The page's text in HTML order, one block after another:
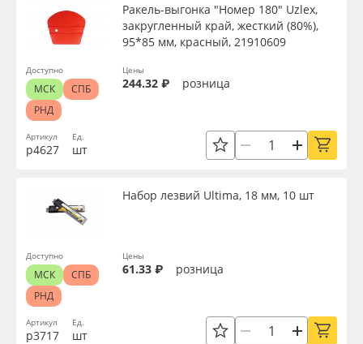
Артикул
р4627
Ракель-выгонка "Номер 180" Uzlex,
закругленный край, жесткий (80%),
95*85 мм, красный, 21910609
Ед.
шт
Цены
244.32 ₽ розница
Доступно
МСК
СПБ
РНД
Артикул
р3717
Набор лезвий Ultima, 18 мм, 10 шт
Ед.
шт
Цены
61.33 ₽ розница
Доступно
МСК
СПБ
РНД